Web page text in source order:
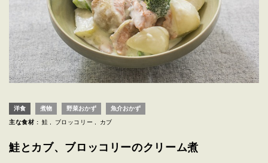
洋食 煮物 野菜おかず 魚介おかず
主な食材 : 鮭 ブロッコリー カブ
鮭とカブ、ブロッコリーのクリーム煮